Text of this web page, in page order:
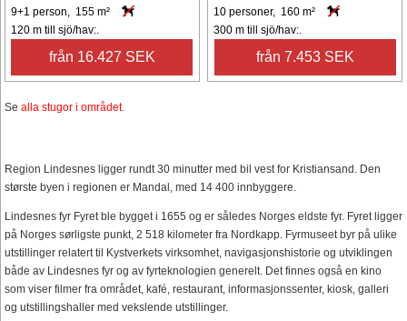
9+1 person, 155 m²
120 m till sjö/hav:.
från 16.427 SEK
10 personer, 160 m²
300 m till sjö/hav:.
från 7.453 SEK
Se alla stugor i området.
Region Lindesnes ligger rundt 30 minutter med bil vest for Kristiansand. Den
største byen i regionen er Mandal, med 14 400 innbyggere.
Lindesnes fyr Fyret ble bygget i 1655 og er således Norges eldste fyr. Fyret ligger
på Norges sørligste punkt, 2 518 kilometer fra Nordkapp. Fyrmuseet byr på ulike
utstillinger relatert til Kystverkets virksomhet, navigasjonshistorie og utviklingen
både av Lindesnes fyr og av fyrteknologien generelt. Det finnes også en kino
som viser filmer fra området, kafé, restaurant, informasjonssenter, kiosk, galleri
og utstillingshaller med vekslende utstillinger.